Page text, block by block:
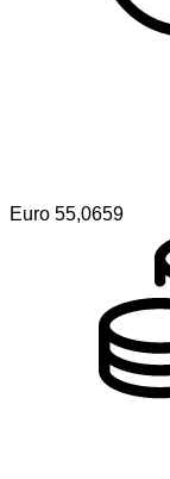
Euro 55,0659